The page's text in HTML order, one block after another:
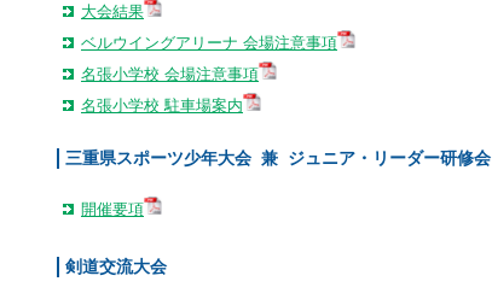
大会結果
ベルウイングアリーナ 会場注意事項
名張小学校 会場注意事項
名張小学校 駐車場案内
三重県スポーツ少年大会 兼 ジュニア・リーダー研修会
開催要項
剣道交流大会